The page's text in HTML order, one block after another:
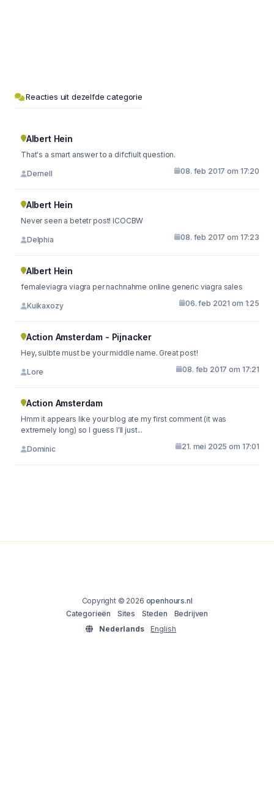
Reacties uit dezelfde categorie
Albert Hein
That's a smart answer to a difcfiult question.
Dernell 08. feb 2017 om 17:20
Albert Hein
Never seen a betetr post! ICOCBW
Delphia 08. feb 2017 om 17:23
Albert Hein
femaleviagra viagra per nachnahme online generic viagra sales
Kuikaxozy 06. feb 2021 om 1:25
Action Amsterdam - Pijnacker
Hey, sulbte must be your middle name. Great post!
Lore 08. feb 2017 om 17:21
Action Amsterdam
Hmm it appears like your blog ate my first comment (it was
extremely long) so I guess I'll just...
Dominic 21. mei 2025 om 17:01
Copyright © 2026 openhours.nl
Categorieën
Sites Steden
Bedrijven
Nederlands
English